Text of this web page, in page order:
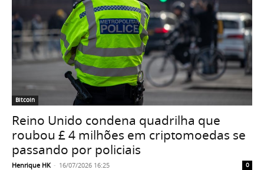
Bitcoin
Reino Unido condena quadrilha que
roubou £ 4 milhões em criptomoedas se
passando por policiais
Henrique HK - 16/07/2026 16:25 0